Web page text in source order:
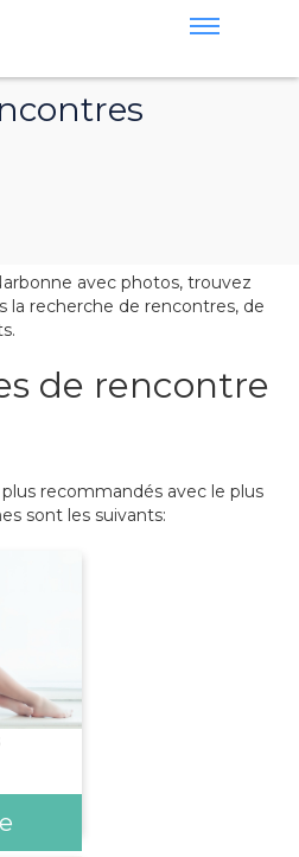
avec photos, trouvez
recherche de rencontres, de
de rencontre
recommandés avec le plus
sont les suivants: